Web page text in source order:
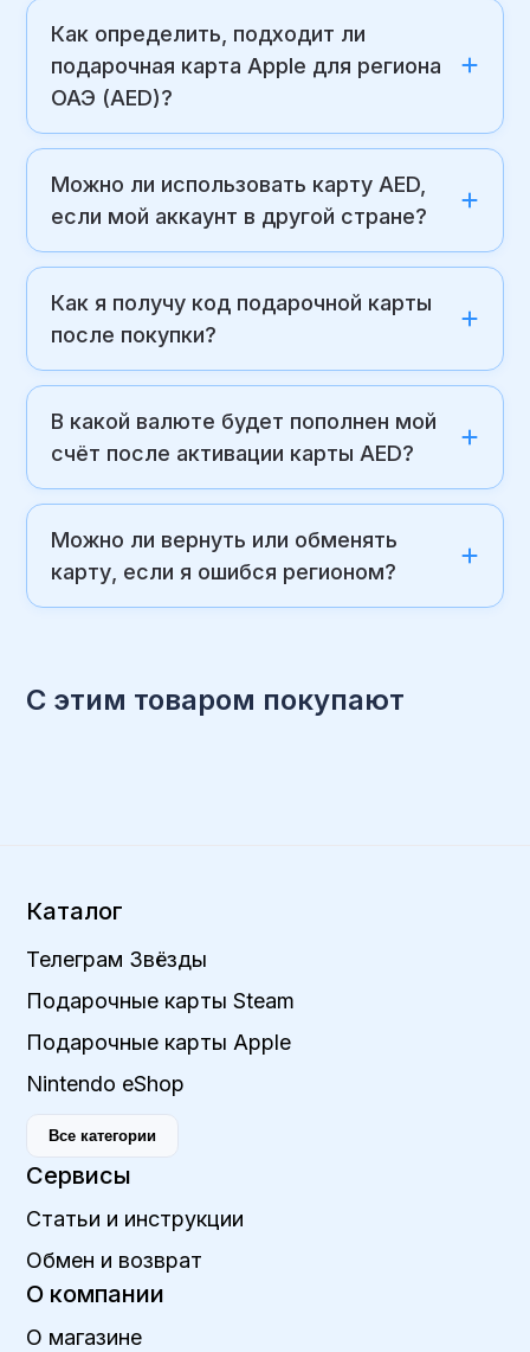
Как определить, подходит ли
подарочная карта Apple для региона
ОАЭ (AED)?
Можно ли использовать карту AED,
если мой аккаунт в другой стране?
Как я получу код подарочной карты
после покупки?
В какой валюте будет пополнен мой
счёт после активации карты AED?
Можно ли вернуть или обменять
карту, если я ошибся регионом?
С этим товаром покупают
Каталог
Телеграм Звёзды
Подарочные карты Steam
Подарочные карты Apple
Nintendo eShop
Все категории
Сервисы
Статьи и инструкции
Обмен и возврат
О компании
О магазине